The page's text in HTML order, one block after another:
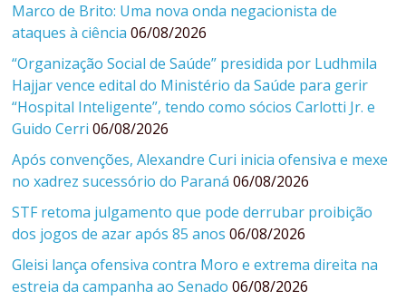
Marco de Brito: Uma nova onda negacionista de
ataques à ciência 06/08/2026
“Organização Social de Saúde” presidida por Ludhmila
Hajjar vence edital do Ministério da Saúde para gerir
“Hospital Inteligente”, tendo como sócios Carlotti Jr. e
Guido Cerri 06/08/2026
Após convenções, Alexandre Curi inicia ofensiva e mexe
no xadrez sucessório do Paraná 06/08/2026
STF retoma julgamento que pode derrubar proibição
dos jogos de azar após 85 anos 06/08/2026
Gleisi lança ofensiva contra Moro e extrema direita na
estreia da campanha ao Senado 06/08/2026